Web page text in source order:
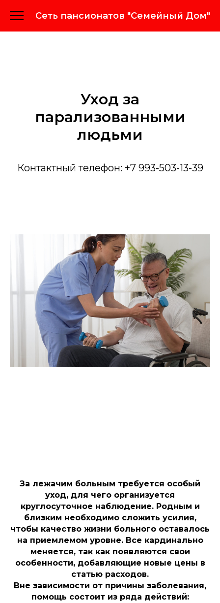
Сеть пансионатов "Семейный Дом"
Уход за
парализованными
людьми
Контактный телефон: +7 993-503-13-39
За лежачим больным требуется особый
уход, для чего организуется
круглосуточное наблюдение. Родным и
близким необходимо сложить усилия,
чтобы качество жизни больного оставалось
на приемлемом уровне. Все кардинально
меняется, так как появляются свои
особенности, добавляющие новые цены в
статью расходов.
Вне зависимости от причины заболевания,
помощь состоит из ряда действий: